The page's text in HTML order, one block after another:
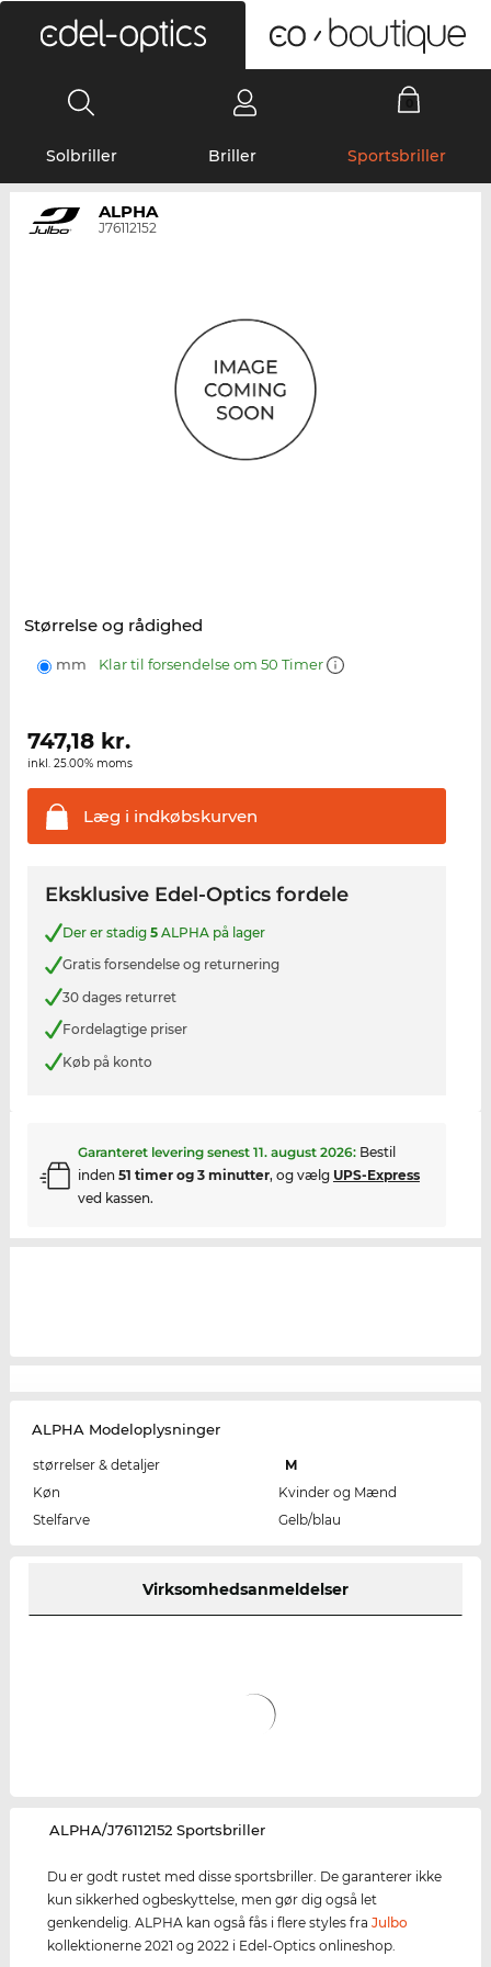
Solbriller Briller Sportsbriller
ALPHA
J76112152
Størrelse og rådighed
mm Klar til forsendelse om 50 Timer
747,18kr.
inkl. 25.00% moms
Læg i indkøbskurven
Eksklusive Edel-Optics fordele
Der er stadig 5ALPHA på lager
Gratis forsendelse og returnering
30 dages returret
Fordelagtige priser
Køb på konto
Garanteret levering senest 11. august 2026: Bestil
inden 51 timer og 3 minutter, og vælg UPS-Express
ved kassen.
ALPHA Modeloplysninger
størrelser & detaljer
M
Køn
Kvinder og Mænd
Stelfarve
Gelb/blau
Virksomhedsanmeldelser
‌ALPHA/J76112152 Sportsbriller
Du er godt rustet med disse sportsbriller. De garanterer ikke
kun sikkerhed ogbeskyttelse, men gør dig også let
genkendelig. ALPHA kan også fås i flere styles fraJulbo
kollektionerne 2021 og 2022 i Edel-Optics onlineshop.